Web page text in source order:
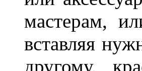
мастерам,
вставляя
другому,